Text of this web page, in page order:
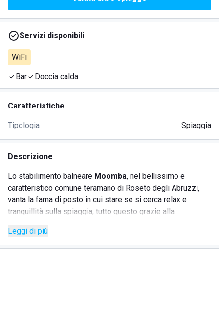
Servizi disponibili
WiFi
Bar Doccia calda
Caratteristiche
Tipologia Spiaggia
Descrizione
Lo stabilimento balneare Moomba, nel bellissimo e
caratteristico comune teramano di Roseto degli Abruzzi,
vanta la fama di posto in cui stare se si cerca relax e
tranquillità sulla spiaggia, tutto questo grazie alla
La naturalezza è infatti ciò che rende questo luogo perfetto
per rilassarsi, essendo più adatto a gente adulta e
Leggi di più